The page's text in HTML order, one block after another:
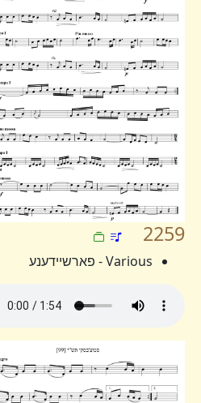
2259
Various - פארשיידענע